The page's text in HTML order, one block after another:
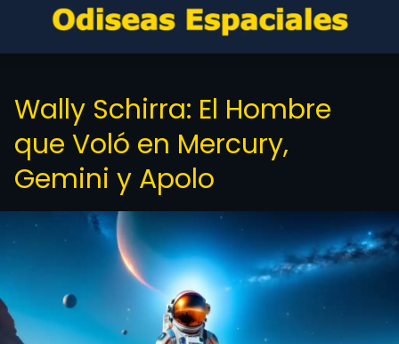
Wally Schirra: El Hombre
que Voló en Mercury,
Gemini y Apolo